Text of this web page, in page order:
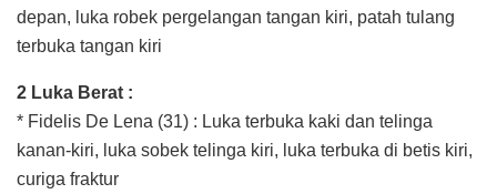
depan, luka robek pergelangan tangan kiri, patah tulang
terbuka tangan kiri
2 Luka Berat :
* Fidelis De Lena (31) : Luka terbuka kaki dan telinga
kanan-kiri, luka sobek telinga kiri, luka terbuka di betis kiri,
curiga fraktur